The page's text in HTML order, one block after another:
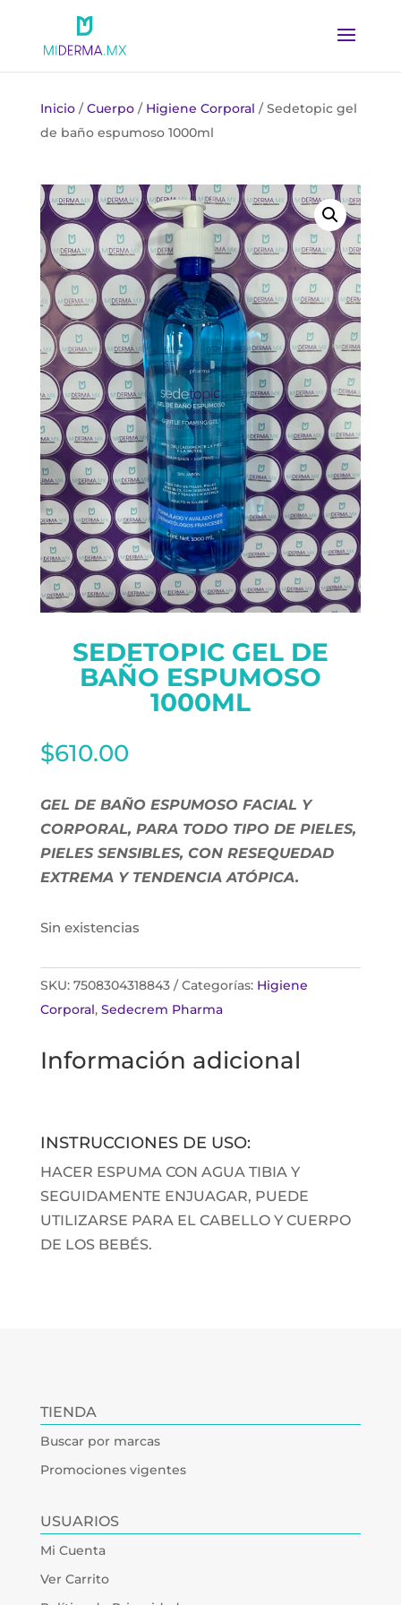
Inicio/Cuerpo/ Higiene Corporal / Sedetopic gel
de baño espumoso 1000ml
SEDETOPIC GEL DE
BAÑO ESPUMOSO
1000ML
$610.00
GEL DE BAÑO ESPUMOSO FACIAL Y
CORPORAL, PARA TODO TIPO DE PIELES,
PIELES SENSIBLES, CON RESEQUEDAD
EXTREMA Y TENDENCIA ATÓPICA.
Sin existencias
SKU: 7508304318843 Categorías: Higiene
Corporal, Sedecrem Pharma
Información adicional
INSTRUCCIONES DE USO:
HACER ESPUMA CON AGUA TIBIA Y
SEGUIDAMENTE ENJUAGAR, PUEDE
UTILIZARSE PARA EL CABELLO Y CUERPO
DE LOS BEBÉS.
TIENDA
Buscar por marcas
Promociones vigentes
USUARIOS
Mi Cuenta
Ver Carrito